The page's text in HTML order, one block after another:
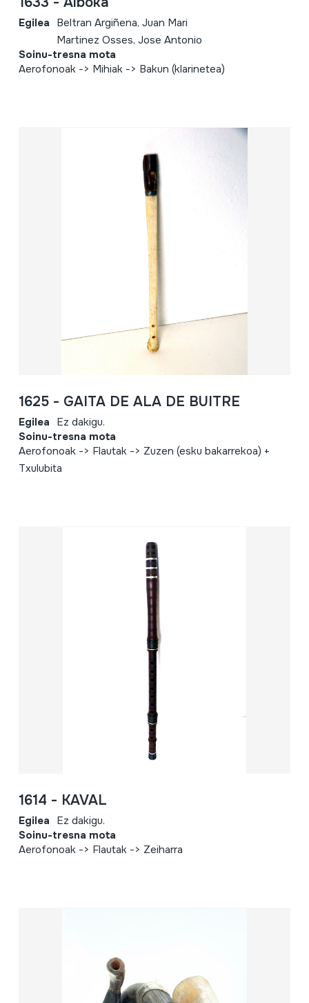
Egilea Beltran Argiñena, Juan Mari
Martinez Osses, Jose Antonio
Soinu-tresna mota
Aerofonoak -> Mihiak -> Bakun (klarinetea)
1625 - GAITA DE ALA DE BUITRE
Egilea Ez dakigu.
Soinu-tresna mota
Aerofonoak -> Flautak -> Zuzen (esku bakarrekoa) +
Txulubita
1614 - KAVAL
Egilea Ez dakigu.
Soinu-tresna mota
Aerofonoak -> Flautak -> Zeiharra